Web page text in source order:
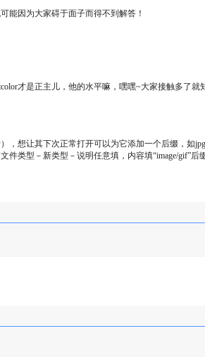
能因为大家碍于面子而得不到解答！
才是正主儿，他的水平嘛，嘿嘿~大家接触多了就
想让其下次正常打开可以为它添加一个后缀，如
类型－新类型－说明任意填，内容填“image/gif”后